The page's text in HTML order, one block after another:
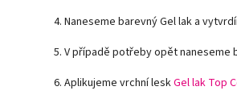
Naneseme barevný Gel lak a
V případě potřeby opět naneseme
Aplikujeme vrchní leskGel lak Top